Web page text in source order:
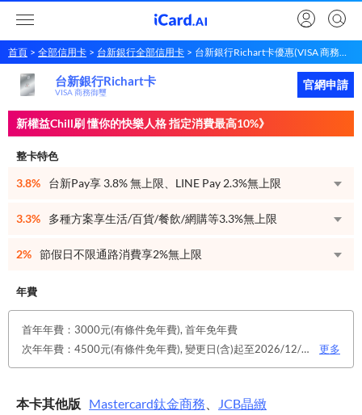
首頁 全部信用卡 台新銀行全部信用卡 台新銀行Richart卡優惠(VISA 商務御璽)
台新銀行Richart卡 立即申請
台新銀行Richart卡
VISA 商務御璽
官網申請
新權益Chill刷 懂你的快樂人格 指定消費最高10%》
整卡特色
3.8% 台新Pay享 3.8% 無上限、LINE Pay 2.3%無上限
3.3% 多種方案享生活/百貨/餐飲/網購等3.3%無上限
2% 節假日不限通路消費享2%無上限
年費
首年年費：3000元(有條件免年費), 首年免年費
次年年費：4500元(有條件免年費), 變更日(含)起至2026/12/31止，符合原卡別之免年費消費條件 或 使用台新信用卡數位帳單(包含電子/行動帳單)且生效，即享免年費優惠。
更多
本卡其他版
Mastercard鈦金商務 JCB晶緻